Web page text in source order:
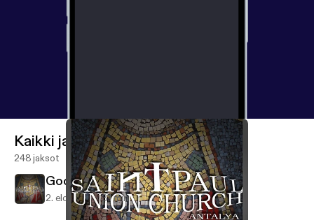
Kaikki jaksot
248 jaksot
Good Shepherd by Jackson Crum
2. elo 2026 31 min